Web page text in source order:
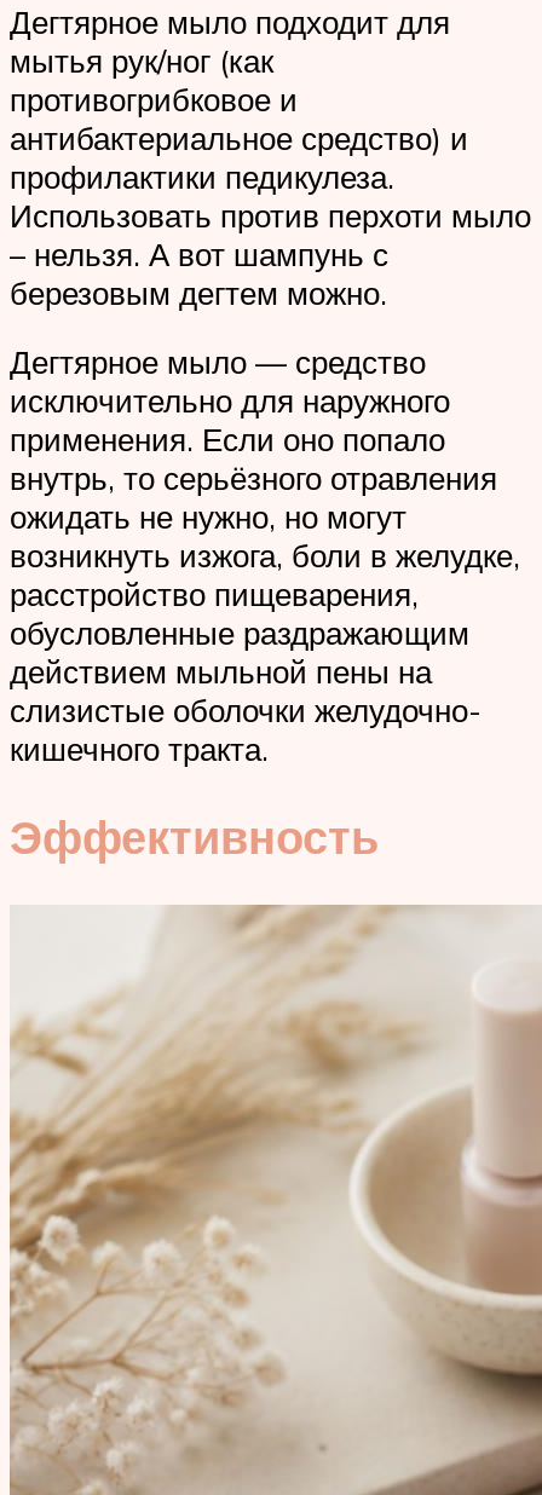
Дегтярное мыло подходит для
мытья рук/ног (как
противогрибковое и
антибактериальное средство) и
профилактики педикулеза.
Использовать против перхоти мыло
– нельзя. А вот шампунь с
березовым дегтем можно.
Дегтярное мыло — средство
исключительно для наружного
применения. Если оно попало
внутрь, то серьёзного отравления
ожидать не нужно, но могут
возникнуть изжога, боли в желудке,
расстройство пищеварения,
обусловленные раздражающим
действием мыльной пены на
слизистые оболочки желудочно-
кишечного тракта.
Эффективность